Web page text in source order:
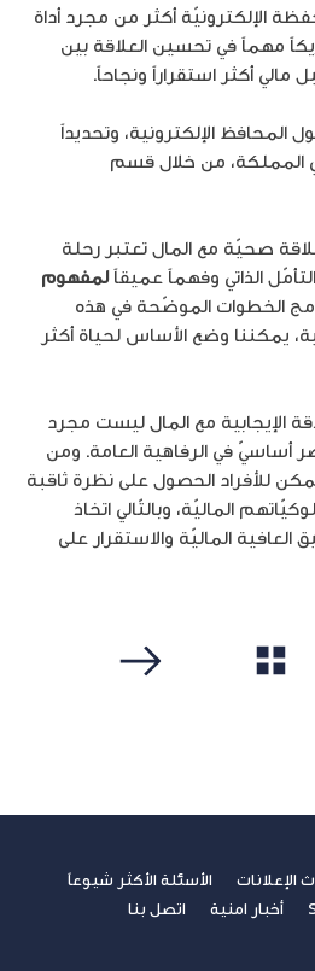
الإلكترونيّة أكثر من مجرد أداة
مهماً في تحسين العلاقة بين
مالي أكثر استقراراً ونجاحاً.
الإلكترونية، وتحديداً
في المملكة، من خلال قسم
صحيّة مع المال تعتبر رحلة
الذاتي وفهماً عميقاًلمفهوم
الخطوات الموضّحة في هذه
يمكننا وضع الأساس لحياة أكثر
الإيجابية مع المال ليست مجرد
أساسيّ في الرفاهية العامة. ومن
للأفراد الحصول على نظرة ثاقبة
الماليّة، وبالتّالي اتخاذ
الماليّة والاستقرار على
الإعلانات
الأسئلة الأكثر شيوعاً
أخبار امنية
اتصل بنا